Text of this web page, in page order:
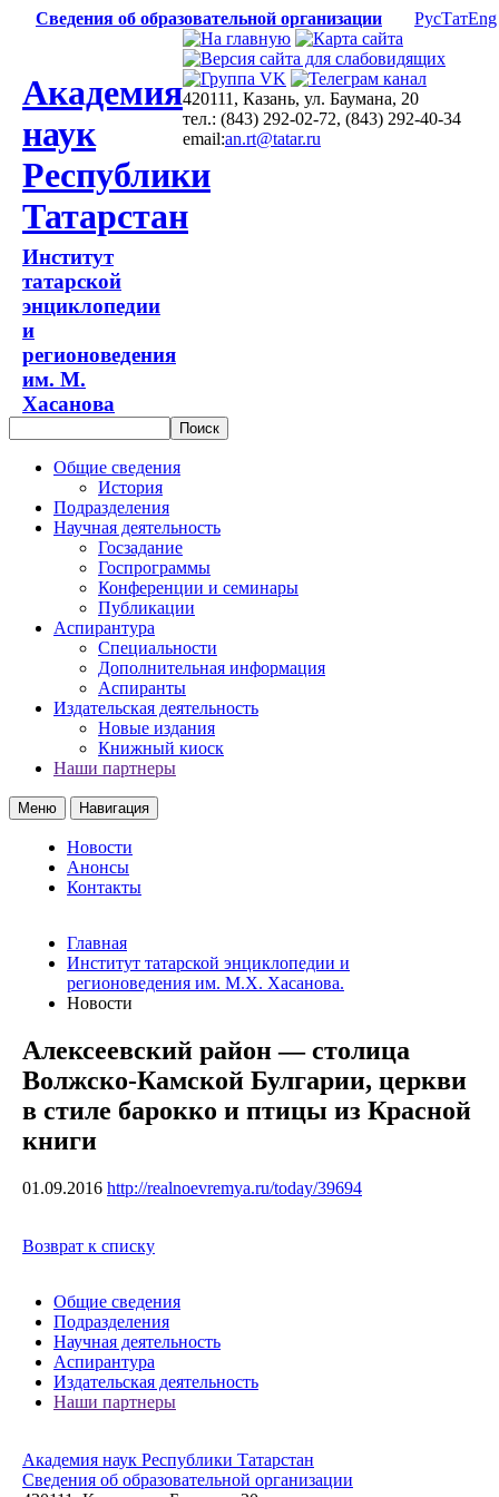
Сведения об образовательной организации РусТатEng
Академия
наук
Республики
Татарстан
Институт
татарской
энциклопедии
и
регионоведения
им. М.
Хасанова
420111, Казань, ул. Баумана, 20
тел.: (843) 292-02-72, (843) 292-40-34
email:an.rt@tatar.ru
Общие сведения
История
Подразделения
Научная деятельность
Госзадание
Госпрограммы
Конференции и семинары
Публикации
Аспирантура
Специальности
Дополнительная информация
Аспиранты
Издательская деятельность
Новые издания
Книжный киоск
Наши партнеры
Меню Навигация
Новости
Анонсы
Контакты
Главная
Институт татарской энциклопедии и
регионоведения им. М.Х. Хасанова.
Новости
Алексеевский район — столица
Волжско-Камской Булгарии, церкви
в стиле барокко и птицы из Красной
книги
01.09.2016 http://realnoevremya.ru/today/39694
Возврат к списку
Общие сведения
Подразделения
Научная деятельность
Аспирантура
Издательская деятельность
Наши партнеры
Академия наук Республики Татарстан
Сведения об образовательной организации